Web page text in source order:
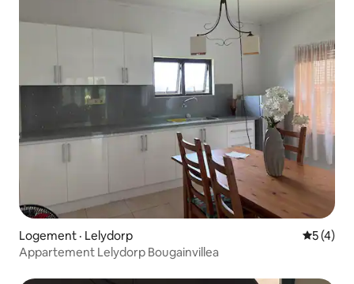
Logement · Lelydorp Note
5 (4)
Appartement Lelydorp Bougainvillea